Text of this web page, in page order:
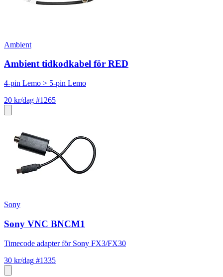
Ambient
Ambient tidkodkabel för RED
4-pin Lemo > 5-pin Lemo
20 kr/dag #1265
Sony
Sony VNC BNCM1
Timecode adapter för Sony FX3/FX30
30 kr/dag #1335